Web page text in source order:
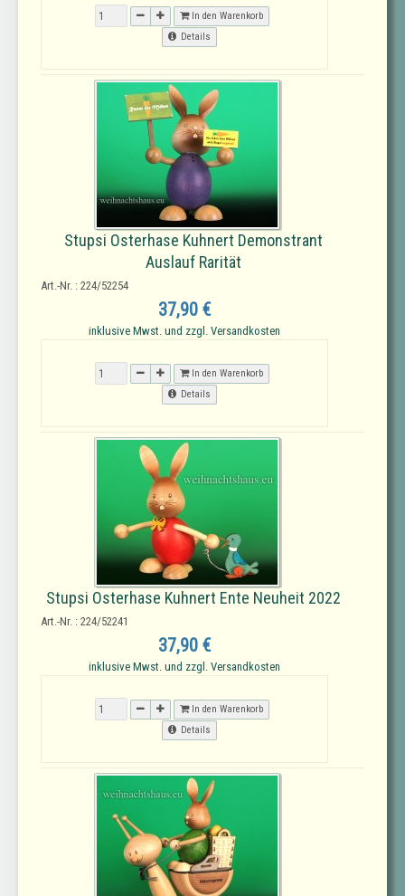
In den Warenkorb
Details
Stupsi Osterhase Kuhnert Demonstrant
Auslauf Rarität
Art.-Nr. : 224/52254
37,90 €
inklusive Mwst. und zzgl. Versandkosten
In den Warenkorb
Details
Stupsi Osterhase Kuhnert Ente Neuheit 2022
Art.-Nr. : 224/52241
37,90 €
inklusive Mwst. und zzgl. Versandkosten
In den Warenkorb
Details